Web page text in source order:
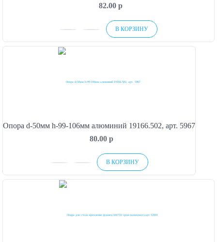
82.00 p
В КОРЗИНУ
Опора d-50мм h-99-106мм алюминий 19166.502, арт. 5967
80.00 p
В КОРЗИНУ